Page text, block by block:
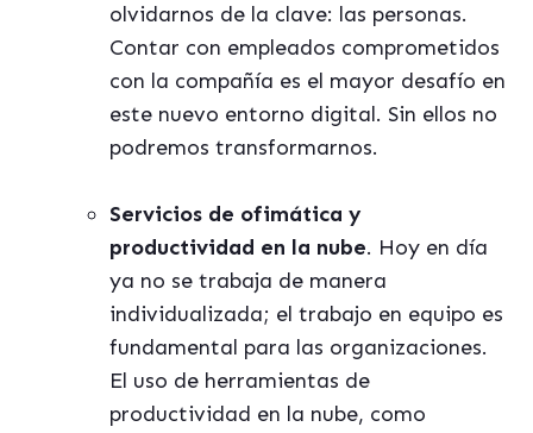
olvidarnos de la clave: las personas.
Contar con empleados comprometidos
con la compañía es el mayor desafío en
este nuevo entorno digital. Sin ellos no
podremos transformarnos.
Servicios de ofimática y
productividad en la nube. Hoy en día
ya no se trabaja de manera
individualizada; el trabajo en equipo es
fundamental para las organizaciones.
El uso de herramientas de
productividad en la nube, como